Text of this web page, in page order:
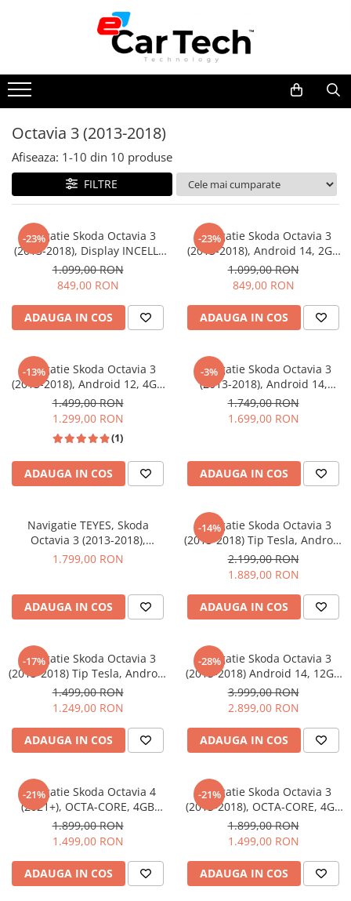
Summer sale
Navigatie dedicata
Navigatii Volkswagen
Navigatii Skoda
Navigatii Seat
Navigatii Ford
Navigatii Opel
Navigatii Hyundai
Navigatii Toyota
Navigatii Dacia
Navigatii Audi
Navigatii BMW
Navigatii Mercedes
Navigatii Fiat
Navigatii Nissan
Navigatii Suzuki
Navigatii Mitsubishi
Navigatii KIA
Navigatii Renault
Navigatii Mazda
Navigatii Smart
Navigatii Chevrolet
Navigatii Honda
Navigatii Jeep
Navigatii Land Rover
Navigatii Iveco
Navigatii Chrysler
Navigatie universala
Octavia 3 (2013-2018)
Afiseaza: 1-10 din 10 produse
FILTRE
-23%
Navigatie Skoda Octavia 3
(2013-2018), Display INCELL,
Android 15, 4GB 128GB, DSP,
CarPlay si Android Auto ecran
10 Inch
1.099,00 RON
849,00 RON
ADAUGA IN COS
-23%
Navigatie Skoda Octavia 3
(2013-2018), Android 14, 2GB
32GB, CarPlay si Android Auto
ecran 10.1 Inch
1.099,00 RON
849,00 RON
ADAUGA IN COS
-13%
Navigatie Skoda Octavia 3
(2013-2018), Android 12, 4GB
64GB, SIM 4G, CarPlay si
Android Auto ecran 10.1 Inch
1.499,00 RON
1.299,00 RON
(1)
ADAUGA IN COS
-3%
Navigatie Skoda Octavia 3
(2013-2018), Android 14,
OCTA-CORE 2.0 GHz, 8GB
128GB, SIM 4G, CarPlay si
Android Auto ecran 10.1 Inch
1.749,00 RON
1.699,00 RON
ADAUGA IN COS
Navigatie TEYES, Skoda
Octavia 3 (2013-2018),
4GB+32GB ROM, OCTA-CORE
Inch
1.799,00 RON
ADAUGA IN COS
-14%
Navigatie Skoda Octavia 3
(2013-2018) Tip Tesla, Android
12, 4GB RAM 64GB, SLOT SIM
4G, DSP, CarPlay si Android
Auto, ecran 9,7 inch
2.199,00 RON
1.889,00 RON
ADAUGA IN COS
-17%
Navigatie Skoda Octavia 3
(2013-2018) Tip Tesla, Android
12, 2GB RAM 32GB, DSP,
CarPlay si Android Auto, ecran
9,7 inch
1.499,00 RON
1.249,00 RON
ADAUGA IN COS
-28%
Navigatie Skoda Octavia 3
(2013-2018) Android 14, 12GB
RAM, 256GB ROM, Ecran
10.33 inch 2K QLED
3.999,00 RON
2.899,00 RON
ADAUGA IN COS
-21%
Navigatie Skoda Octavia 4
(2021+), OCTA-CORE, 4GB
RAM 64 GB ROM, Android 14,
ecran 2K QLED 2000 X 1200
PX, 10 inch - ECARTECH
1.899,00 RON
1.499,00 RON
ADAUGA IN COS
-21%
Navigatie Skoda Octavia 3
(2013-2018), OCTA-CORE, 4GB
RAM 64 GB ROM, Android 14,
ecran 2K QLED 2000 X 1200
PX, 10 inch - ECARTECH
1.899,00 RON
1.499,00 RON
ADAUGA IN COS